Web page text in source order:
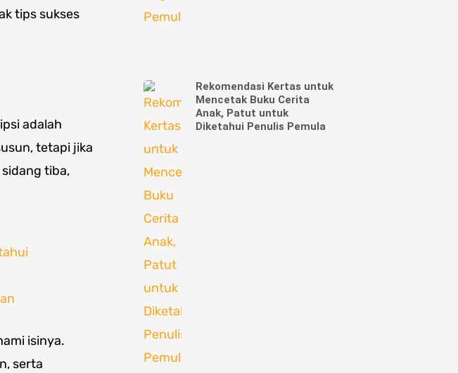
tips sukses
adalah
tetapi jika
tiba,
isinya.
serta
Rekomendasi Kertas untuk
Mencetak Buku Cerita
Anak, Patut untuk
Diketahui Penulis Pemula